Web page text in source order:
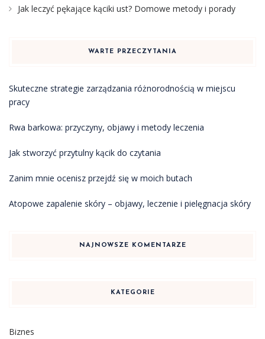
Jak leczyć pękające kąciki ust? Domowe metody i porady
WARTE PRZECZYTANIA
Skuteczne strategie zarządzania różnorodnością w miejscu
pracy
Rwa barkowa: przyczyny, objawy i metody leczenia
Jak stworzyć przytulny kącik do czytania
Zanim mnie ocenisz przejdź się w moich butach
Atopowe zapalenie skóry – objawy, leczenie i pielęgnacja skóry
NAJNOWSZE KOMENTARZE
KATEGORIE
Biznes